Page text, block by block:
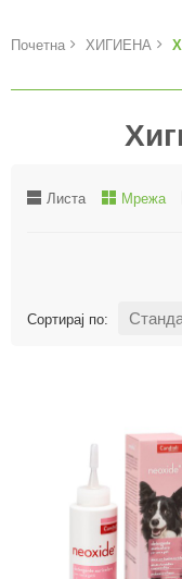
Почетна ХИГИЕНА
Листа Мрежа
Сортирај по: